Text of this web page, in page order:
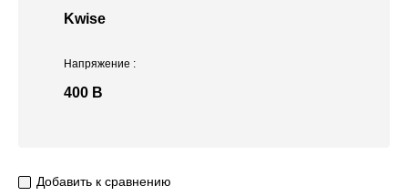
Напряжение :
400 В
Kwise
Добавить к сравнению